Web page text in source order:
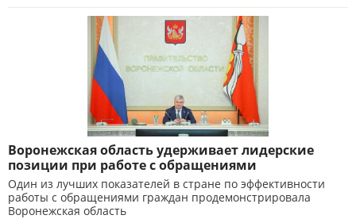
Воронежская область удерживает лидерские
позиции при работе с обращениями
Один из лучших показателей в стране по эффективности
работы с обращениями граждан продемонстрировала
Воронежская область